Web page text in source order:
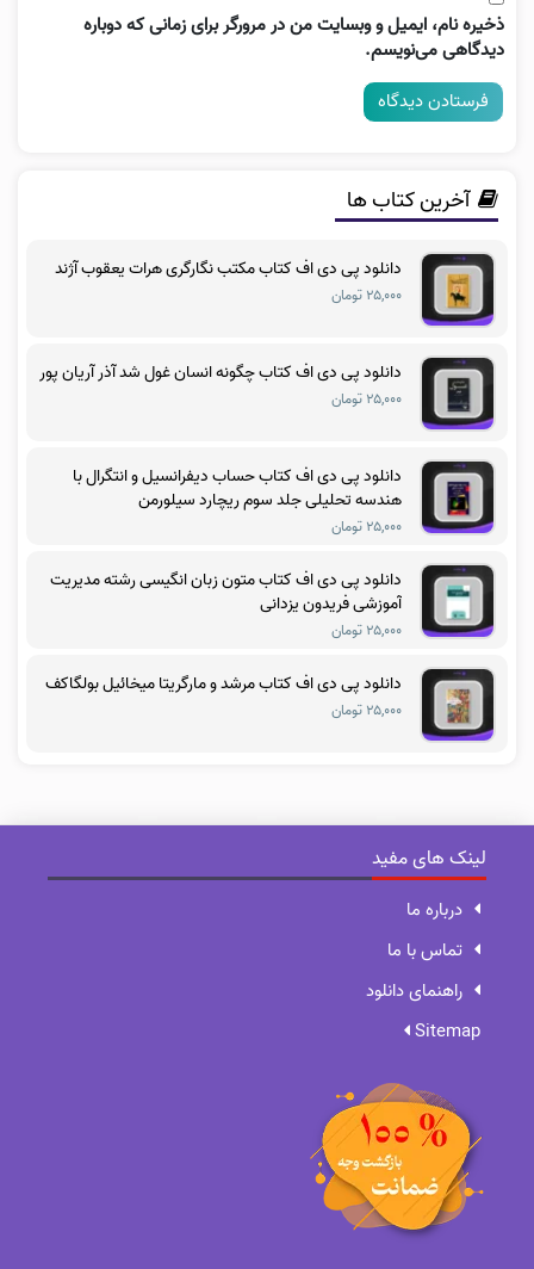
ذخیره نام، ایمیل و وبسایت من در مرورگر برای زمانی که دوباره
دیدگاهی می‌نویسم.
آخرین کتاب ها
دانلود پی دی اف کتاب مکتب نگارگری هرات یعقوب آژند
۲۵,۰۰۰ تومان
دانلود پی دی اف کتاب چگونه انسان غول شد آذر آریان پور
۲۵,۰۰۰ تومان
دانلود پی دی اف کتاب حساب دیفرانسیل و انتگرال با
هندسه تحلیلی جلد سوم ریچارد سیلورمن
۲۵,۰۰۰ تومان
دانلود پی دی اف کتاب متون زبان انگیسی رشته مدیریت
آموزشی فریدون یزدانی
۲۵,۰۰۰ تومان
دانلود پی دی اف کتاب مرشد و مارگریتا میخائیل بولگاکف
۲۵,۰۰۰ تومان
لینک های مفید
درباره ما
تماس با ما
راهنمای دانلود
Sitemap